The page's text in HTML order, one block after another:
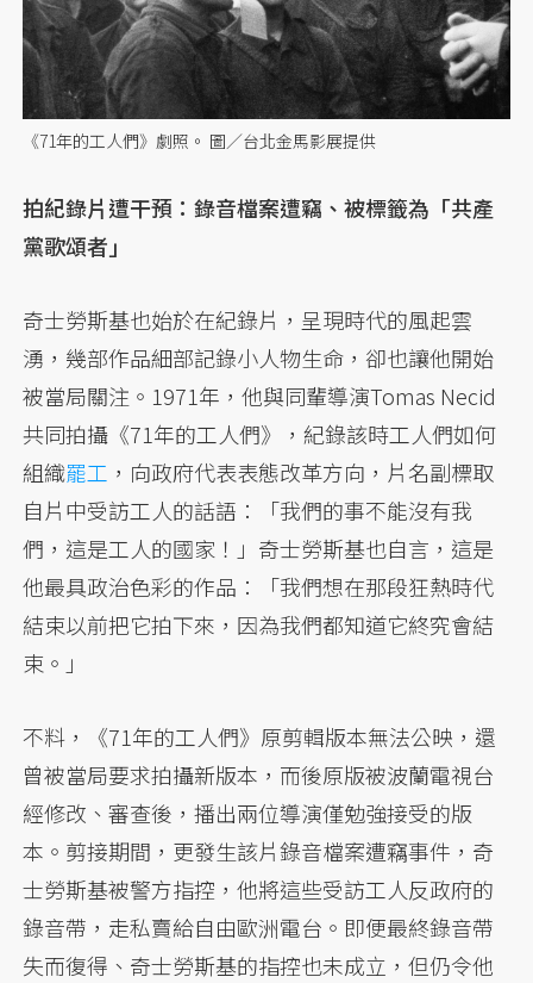
《71年的工人們》劇照。 圖／台北金馬影展提供
拍紀錄片遭干預：錄音檔案遭竊、被標籤為「共產
黨歌頌者」
奇士勞斯基也始於在紀錄片，呈現時代的風起雲
湧，幾部作品細部記錄小人物生命，卻也讓他開始
被當局關注。1971年，他與同輩導演Tomas Necid
共同拍攝《71年的工人們》，紀錄該時工人們如何
組織罷工 ，向政府代表表態改革方向，片名副標取
自片中受訪工人的話語：「我們的事不能沒有我
們，這是工人的國家！」奇士勞斯基也自言，這是
他最具政治色彩的作品：「我們想在那段狂熱時代
結束以前把它拍下來，因為我們都知道它終究會結
束。」
不料，《71年的工人們》原剪輯版本無法公映，還
曾被當局要求拍攝新版本，而後原版被波蘭電視台
經修改、審查後，播出兩位導演僅勉強接受的版
本。剪接期間，更發生該片錄音檔案遭竊事件，奇
士勞斯基被警方指控，他將這些受訪工人反政府的
錄音帶，走私賣給自由歐洲電台。即便最終錄音帶
失而復得、奇士勞斯基的指控也未成立，但仍令他